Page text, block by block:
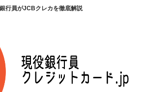
行員がJCBクレカを徹底解説